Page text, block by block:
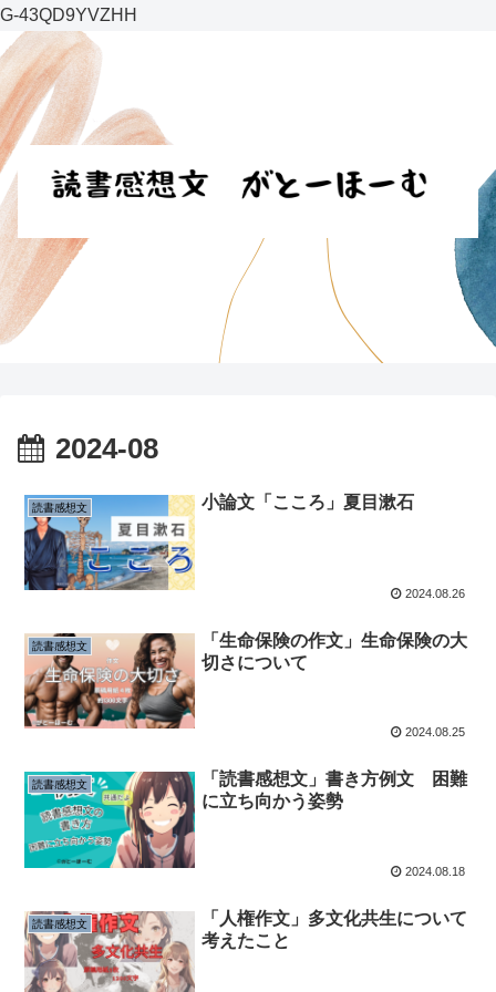
G-43QD9YVZHH
2024-08
読書感想文 小論文「こころ」夏目漱石
2024.08.26
読書感想文
「生命保険の作文」生命保険の大
切さについて
2024.08.25
読書感想文
「読書感想文」書き方例文 困難
に立ち向かう姿勢
2024.08.18
読書感想文
「人権作文」多文化共生について
考えたこと